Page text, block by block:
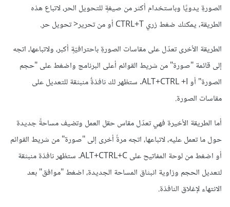
الصورةِ يدويًا وباستخدام أكثر من صيغةٍ للتحويل الحر، لاتباع هذه
الطريقة، يمكنك ضغط زري CTRL+T أو من تحرير< تحويل حر.
الطريقة الأخرى تعدّل على مقاسات الصورةِ باحترافيّةٍ أكبر، ولاتباعها، اتجه
إلى قائمة "صورة" من شريط القوائم أعلى البرنامج واضغط على "حجم
الصورة" أو ALT+CTRL +I. ستظهر لك نافذةٌ منبثقة للتعديل على
مقاسات الصورة.
أما الطريقة الأخيرة فهي تعدّل مقاس حقل العمل وتضيف مساحةً جديدة
حول ما تعمل عليه، لاتباعها، اتجه مرةً أخرى إلى "صورة" من شريط القوائم
أو اضغط من لوحة المفاتيح على ALT+CTRL+C. ستظهر نافذة منبثقة
لتعديل الحجم وزاوية انبثاق المساحة الجديدة، اضغط "موافق" بعد
الانتهاء لإغلاق النافذة.